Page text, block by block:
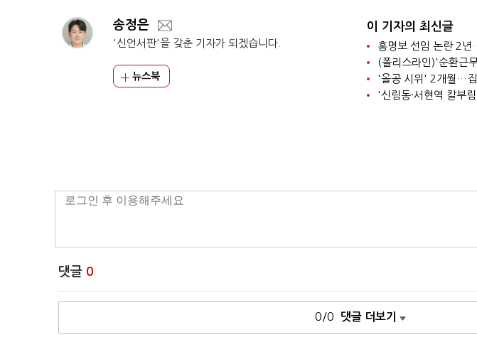
송정은
'신언서판'을 갖춘 기자가 되겠습니다.
뉴스북
이 기자의 최신글
홍명보 선임 논란 2년
'올공 시위' 2개월…집
댓글 0
0/0 댓글 더보기